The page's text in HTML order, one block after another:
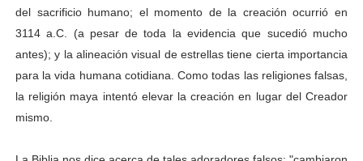
del sacrificio humano; el momento de la creación ocurrió en
3114 a.C. (a pesar de toda la evidencia que sucedió mucho
antes); y la alineación visual de estrellas tiene cierta importancia
para la vida humana cotidiana. Como todas las religiones falsas,
la religión maya intentó elevar la creación en lugar del Creador
mismo.